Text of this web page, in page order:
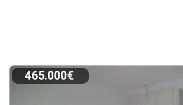
465.000€